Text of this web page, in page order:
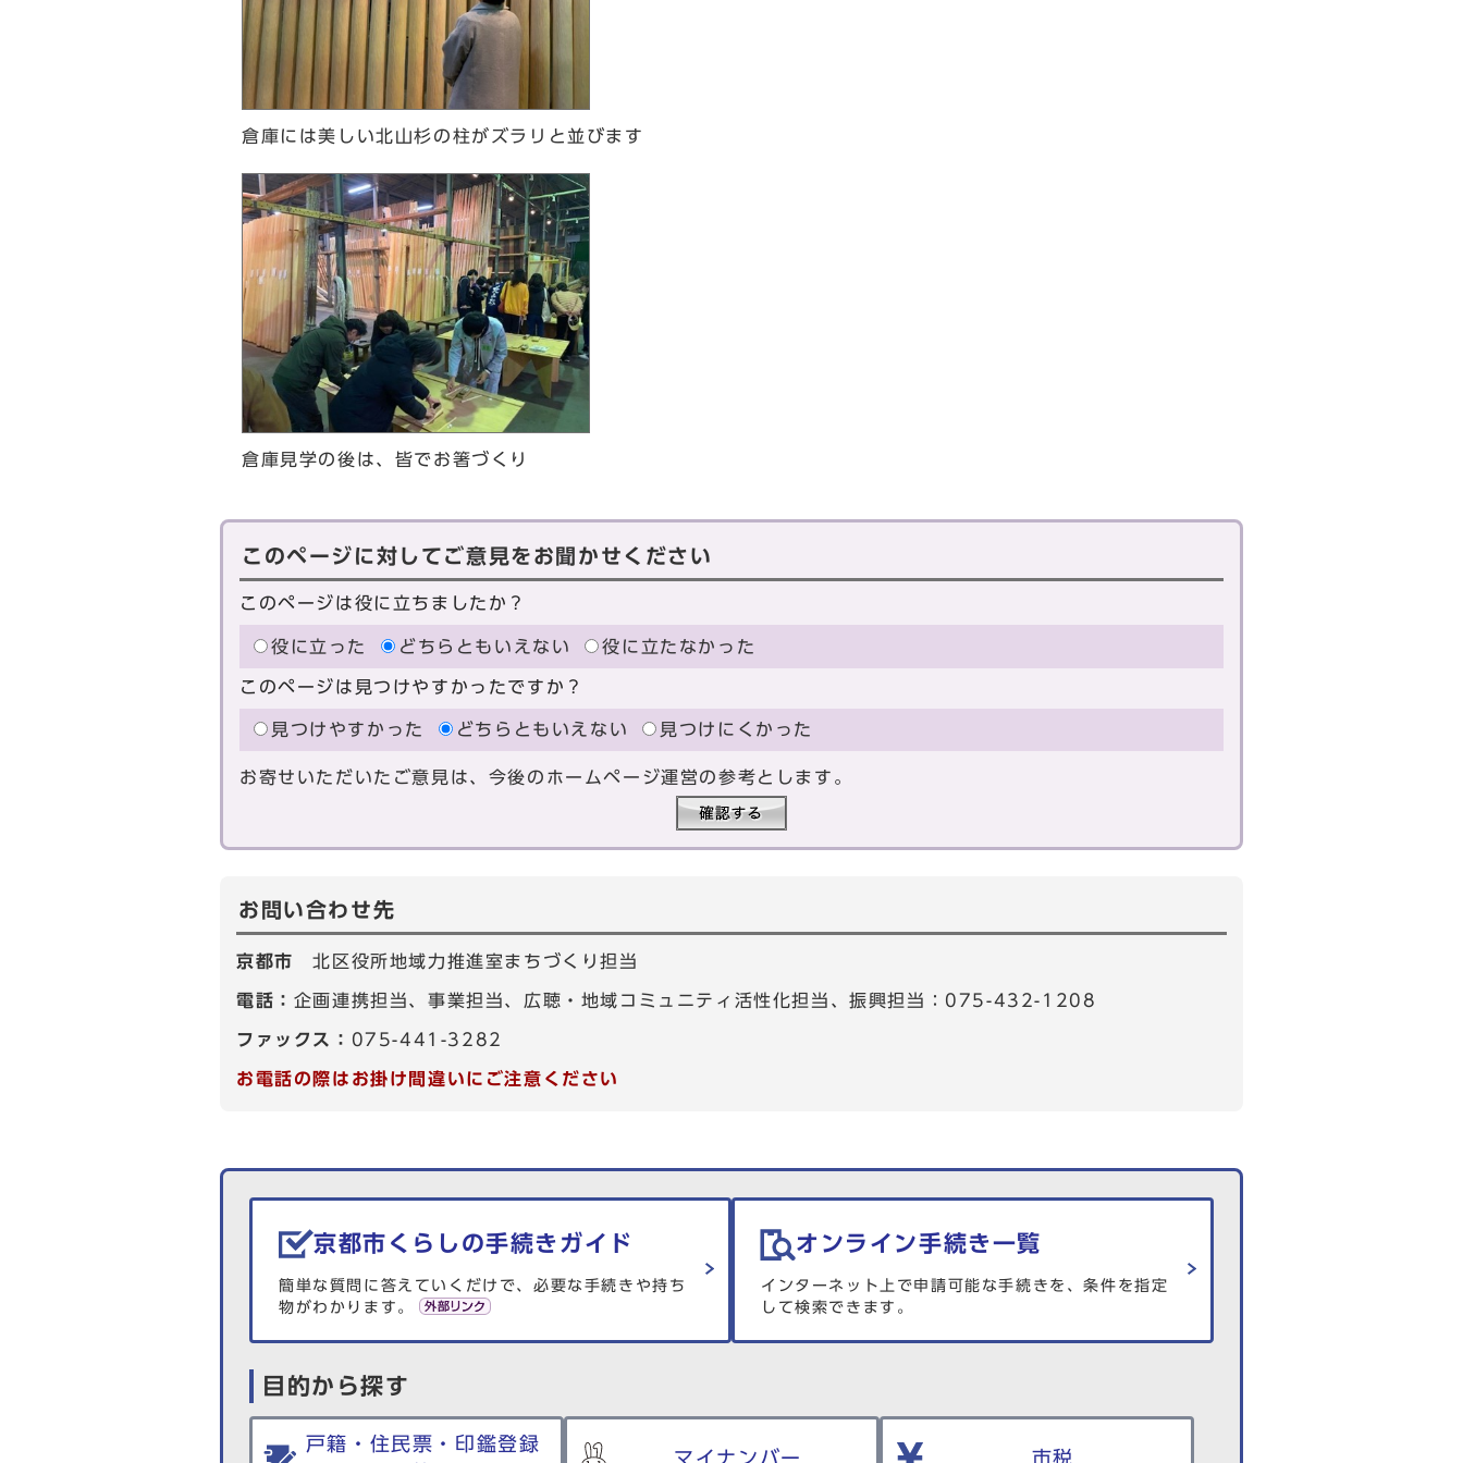
倉庫には美しい北山杉の柱がズラリと並びます
倉庫見学の後は、皆でお箸づくり
このページに対してご意見をお聞かせください
このページは役に立ちましたか？
役に立った どちらともいえない 役に立たなかった
このページは見つけやすかったですか？
見つけやすかった どちらともいえない 見つけにくかった
お寄せいただいたご意見は、今後のホームページ運営の参考とします。
お問い合わせ先
京都市北区役所地域力推進室まちづくり担当
電話： 企画連携担当、事業担当、広聴・地域コミュニティ活性化担当、振興担当：075-432-1208
ファックス： 075-441-3282
お電話の際はお掛け間違いにご注意ください
生活情報を探す
京都市くらしの手続きガイド
簡単な質問に答えていくだけで、必要な手続きや持ち
物がわかります。
オンライン手続き一覧
インターネット上で申請可能な手続きを、条件を指定
して検索できます。
目的から探す
戸籍・住民票・印鑑登録
マイナンバー 市税